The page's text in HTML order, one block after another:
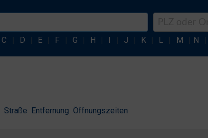
C D E F G H I J K L M N
Straße Entfernung Öffnungszeiten